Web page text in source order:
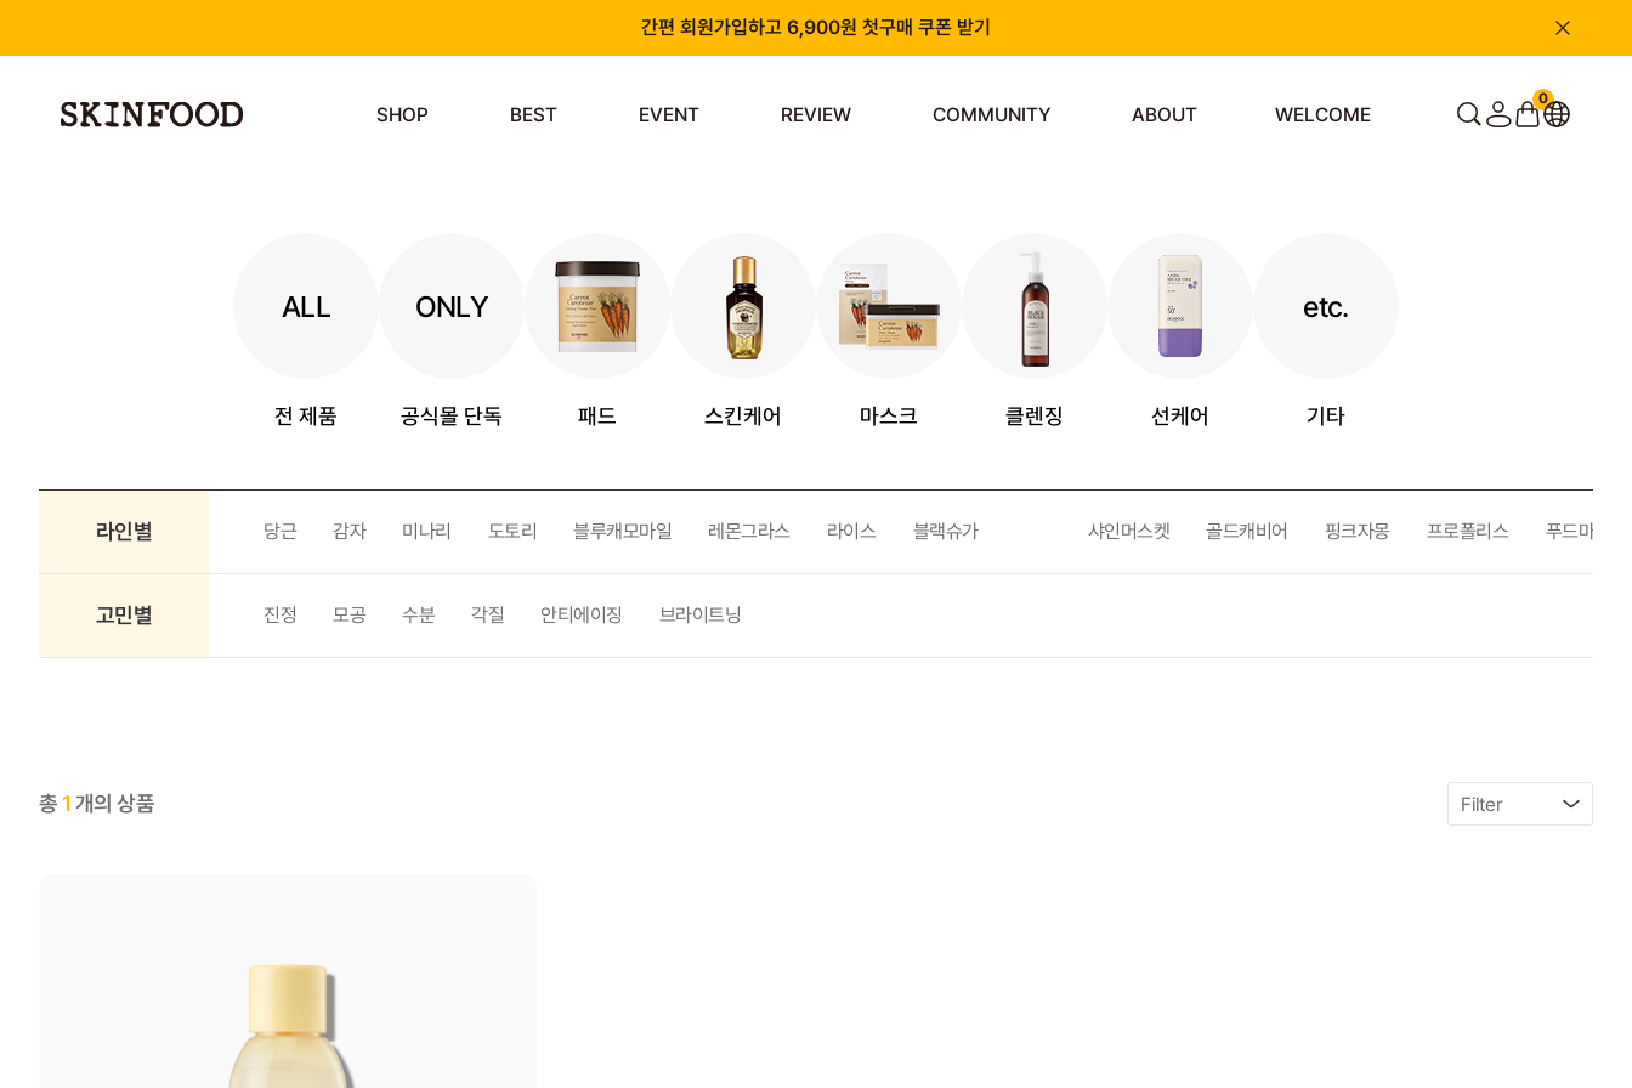
간편 회원가입하고 6,900원 첫구매 쿠폰 받기
SHOP BEST EVENT REVIEW COMMUNITY ABOUT WELCOME
0
ALL
전 제품
ONLY
공식몰 단독 패드 스킨케어 마스크 클렌징 선케어
etc.
기타
라인별 당근 감자 미나리 도토리 블루캐모마일 레몬그라스 라이스 블랙슈가 샤인머스켓 골드캐비어 핑크자몽 프로폴리스 푸드마스크
고민별 진정 모공 수분 각질 안티에이징 브라이트닝
총1개의 상품